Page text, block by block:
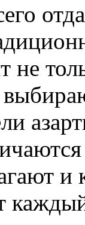
не